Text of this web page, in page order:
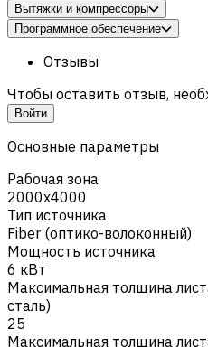
Вытяжки и компрессоры
Программное обеспечение
Отзывы
Чтобы оставить отзыв,
Войти
Основные параметры
Рабочая зона
2000х4000
Тип источника
Fiber (оптико-волоконный)
Мощность источника
6 кВт
Максимальная толщина
cталь)
25
Максимальная толщина